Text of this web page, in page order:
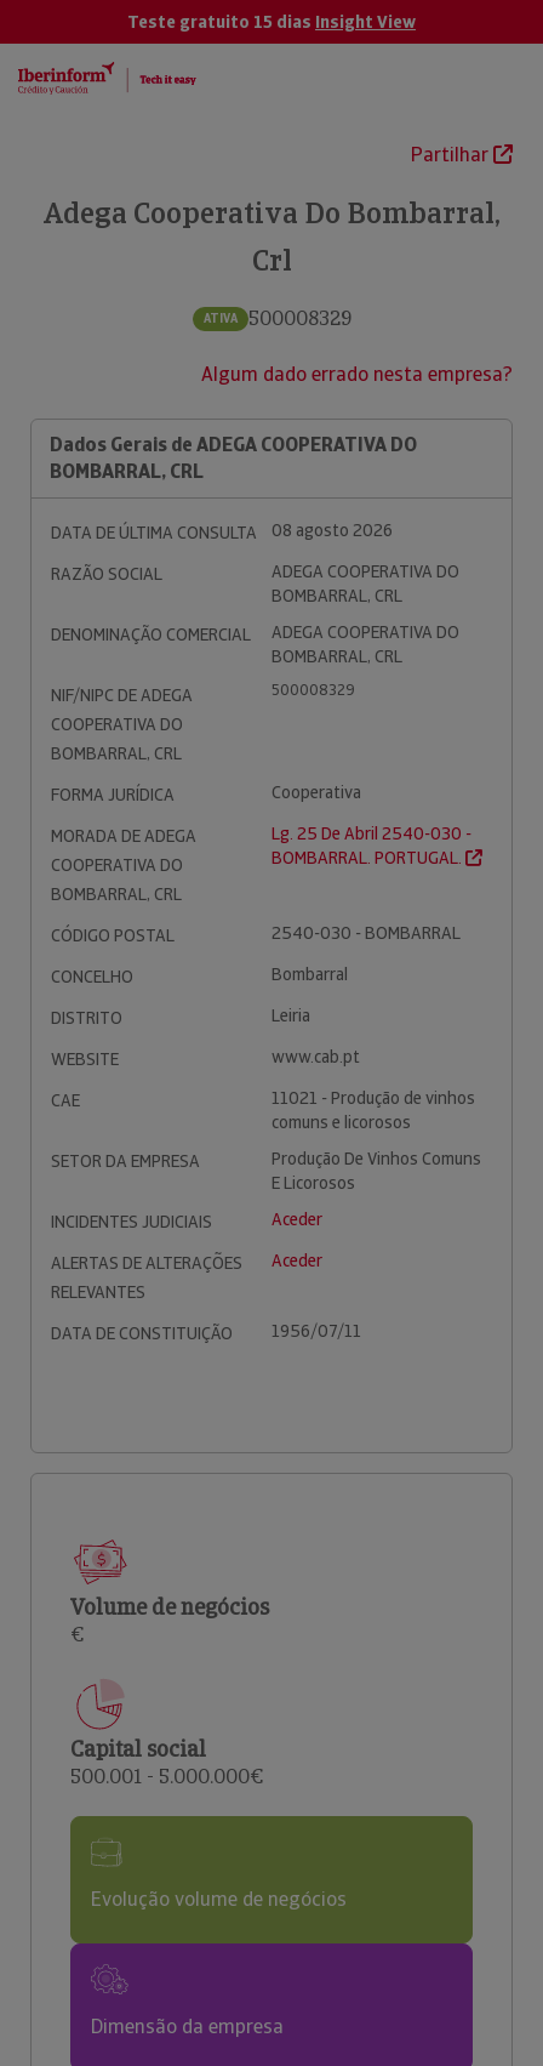
Teste gratuito 15 dias Insight View
Partilhar
Adega Cooperativa Do Bombarral,
Crl
ATIVA 500008329
Algum dado errado nesta empresa?
Dados Gerais de ADEGA COOPERATIVA DO
BOMBARRAL, CRL
DATA DE ÚLTIMA CONSULTA
08 agosto 2026
RAZÃO SOCIAL
ADEGA COOPERATIVA DO
BOMBARRAL, CRL
DENOMINAÇÃO COMERCIAL
ADEGA COOPERATIVA DO
BOMBARRAL, CRL
NIF/NIPC DE ADEGA
COOPERATIVA DO
BOMBARRAL, CRL
500008329
FORMA JURÍDICA
Cooperativa
MORADA DE ADEGA
COOPERATIVA DO
BOMBARRAL, CRL
Lg. 25 De Abril 2540-030 -
BOMBARRAL. PORTUGAL.
CÓDIGO POSTAL
2540-030 - BOMBARRAL
CONCELHO
Bombarral
DISTRITO
Leiria
WEBSITE
www.cab.pt
CAE
11021 - Produção de vinhos
comuns e licorosos
SETOR DA EMPRESA
Produção De Vinhos Comuns
E Licorosos
INCIDENTES JUDICIAIS
Aceder
ALERTAS DE ALTERAÇÕES
RELEVANTES
Aceder
DATA DE CONSTITUIÇÃO 1956/07/11
Volume de negócios
€
Capital social
500.001 - 5.000.000€
Evolução volume de negócios
Dimensão da empresa